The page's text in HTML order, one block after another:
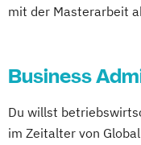
mit der Masterarbeit
Business
Du willst
im Zeitalter von